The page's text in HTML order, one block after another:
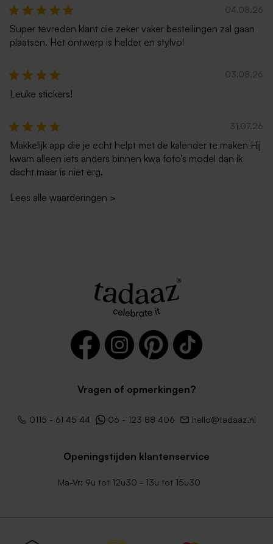
Donkerblauwe envelop Lichtblauwe envelop
04.08.26
Super tevreden klant die zeker vaker bestellingen zal gaan
plaatsen. Het ontwerp is helder en stylvol
03.08.26
Leuke stickers!
31.07.26
Makkelijk app die je echt helpt met de kalender te maken Hij
kwam alleen iets anders binnen kwa foto’s model dan ik
dacht maar is niet erg.
Lees alle waarderingen >
Vragen of opmerkingen?
0115 - 61 45 44 06 - 123 88 406 hello@tadaaz.nl
Openingstijden klantenservice
Ma-Vr: 9u tot 12u30 - 13u tot 15u30